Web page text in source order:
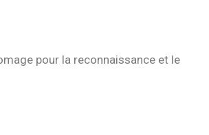
pour la reconnaissance et le